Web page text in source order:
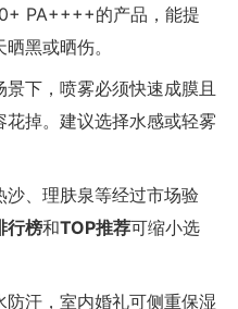
PA++++的产品，能提
黑或晒伤。
景下，喷雾必须快速成膜且
掉。建议选择水感或轻雾
沙、理肤泉等经过市场验
行榜和TOP推荐可缩小选
防汗，室内婚礼可侧重保湿